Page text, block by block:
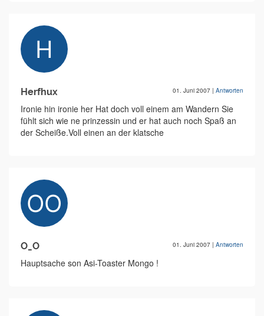
Herfhux 01. Juni 2007 | Antworten
Ironie hin ironie her Hat doch voll einem am Wandern Sie
fühlt sich wie ne prinzessin und er hat auch noch Spaß an
der Scheiße.Voll einen an der klatsche
O_O 01. Juni 2007 | Antworten
Hauptsache son Asi-Toaster Mongo !